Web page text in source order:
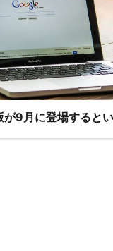
9月に登場するとい